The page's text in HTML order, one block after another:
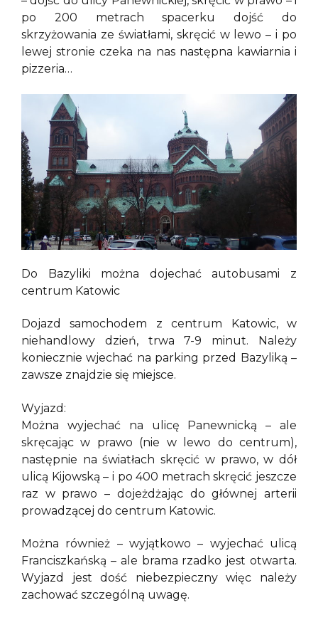
po 200 metrach spacerku dojść do
skrzyżowania ze światłami, skręcić w lewo – i po
lewej stronie czeka na nas następna kawiarnia i
pizzeria…
Do Bazyliki można dojechać autobusami z
centrum Katowic
Dojazd samochodem z centrum Katowic, w
niehandlowy dzień, trwa 7-9 minut. Należy
koniecznie wjechać na parking przed Bazyliką –
zawsze znajdzie się miejsce.
Wyjazd:
Można wyjechać na ulicę Panewnicką – ale
skręcając w prawo (nie w lewo do centrum),
następnie na światłach skręcić w prawo, w dół
ulicą Kijowską – i po 400 metrach skręcić jeszcze
raz w prawo – dojeżdżając do głównej arterii
prowadzącej do centrum Katowic.
Można również – wyjątkowo – wyjechać ulicą
Franciszkańską – ale brama rzadko jest otwarta.
Wyjazd jest dość niebezpieczny więc należy
zachować szczególną uwagę.